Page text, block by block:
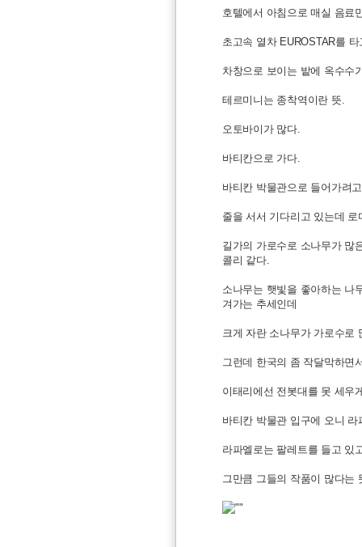
호텔에서 아침으로 매실 음료
초고속 열차 EUROSTAR를
차창으로 보이는 밭에 옥수수
테르미니는 종착역이란 뜻.
오토바이가 많다.
바티칸으로 가다.
바티칸 박물관으로 들어가려
줄을 서서 기다리고 있는데
길가의 가로수로 소나무가 많
콜리 같다.
소나무는 햇빛을 좋아하는 나
겨가는 추세인데
크게 자란 소나무가 가로수로
그런데 한국의 좀 작달막하면
이태리에선 전봇대를 못 세우
바티칸 박물관 입구에 오니
라파엘로는 팔레트를 들고 있
그만큼 그들의 작품이 많다는